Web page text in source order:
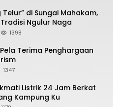
Telur” di Sungai Mahakam,
Ngulur Naga
1398
Terima Penghargaan
1347
Listrik 24 Jam Berkat
Kampung Ku